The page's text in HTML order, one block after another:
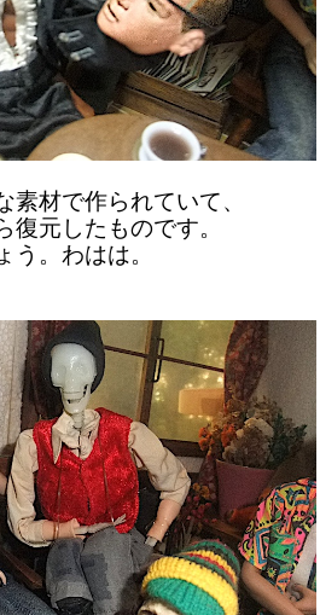
素材で作られていて、
元したものです。
う。わはは。